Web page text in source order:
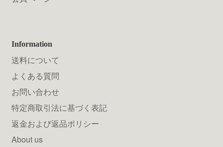
Information
送料について
よくある質問
お問い合わせ
特定商取引法に基づく表記
返金および返品ポリシー
About us